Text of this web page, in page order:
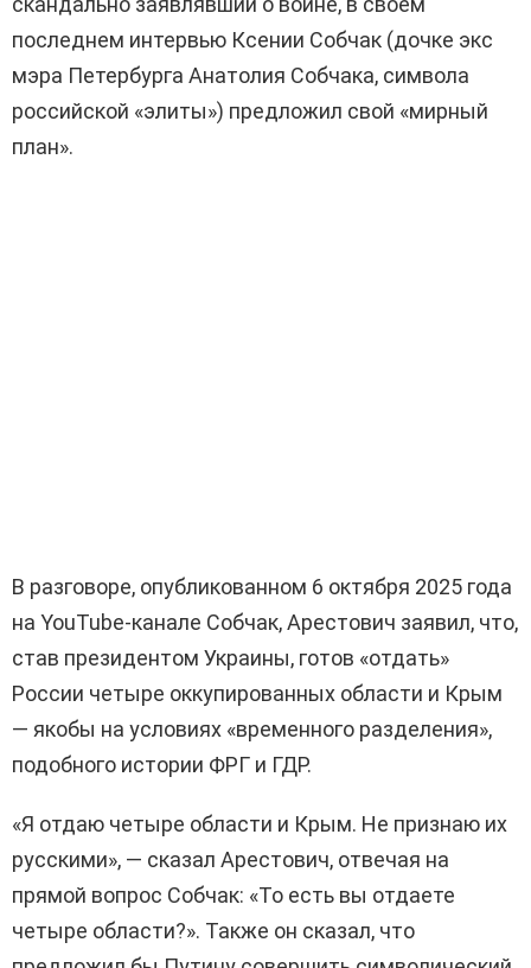
последнем интервью Ксении Собчак (дочке экс
мэра Петербурга Анатолия Собчака, символа
российской «элиты») предложил свой «мирный
план».
В разговоре, опубликованном 6 октября 2025 года
на YouTube-канале Собчак, Арестович заявил, что,
став президентом Украины, готов «отдать»
России четыре оккупированных области и Крым
— якобы на условиях «временного разделения»,
подобного истории ФРГ и ГДР.
«Я отдаю четыре области и Крым. Не признаю их
русскими», — сказал Арестович, отвечая на
прямой вопрос Собчак: «То есть вы отдаете
четыре области?». Также он сказал, что